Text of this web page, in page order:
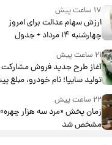
۱۷ ساعت پیش
ارزش سهام عدالت برای امروز
چهارشنبه ۱۴ مرداد + جدول
۲۱ ساعت پیش
آغاز طرح جدید فروش مشارکت
تولید سایپا؛ نام خودرو، مبلغ
مشارکت چند درصد است؟
۲۲ ساعت پیش
زمان پخش «مرد سه هزار چهره»
مشخص شد